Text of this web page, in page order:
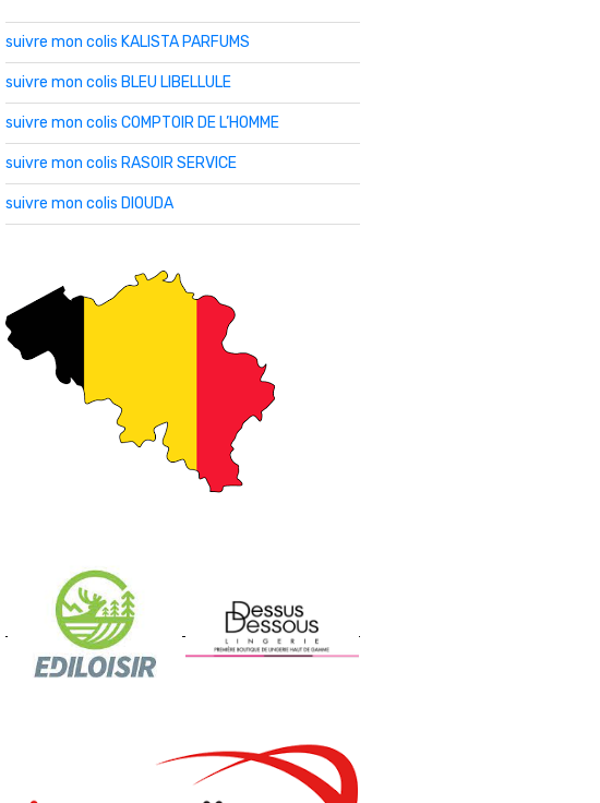
suivre mon colis KALISTA PARFUMS
suivre mon colis BLEU LIBELLULE
suivre mon colis COMPTOIR DE L’HOMME
suivre mon colis RASOIR SERVICE
suivre mon colis DIOUDA